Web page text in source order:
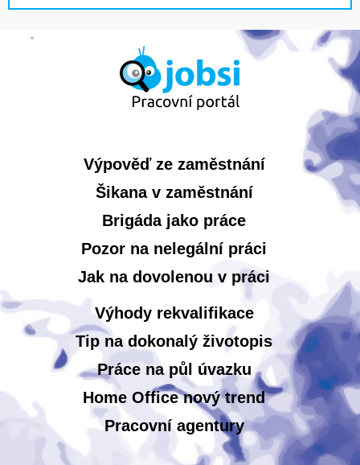
Výpověď ze zaměstnání
Šikana v zaměstnání
Brigáda jako práce
Pozor na nelegální práci
Jak na dovolenou v práci
Výhody rekvalifikace
Tip na dokonalý životopis
Práce na půl úvazku
Home Office nový trend
Pracovní agentury